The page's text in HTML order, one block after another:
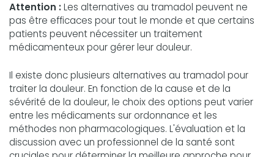
Attention :Les alternatives au tramadol peuvent ne
pas être efficaces pour tout le monde et que certains
patients peuvent nécessiter un traitement
médicamenteux pour gérer leur douleur.
Il existe donc plusieurs alternatives au tramadol pour
traiter la douleur. En fonction de la cause et de la
sévérité de la douleur, le choix des options peut varier
entre les médicaments sur ordonnance et les
méthodes non pharmacologiques. L'évaluation et la
discussion avec un professionnel de la santé sont